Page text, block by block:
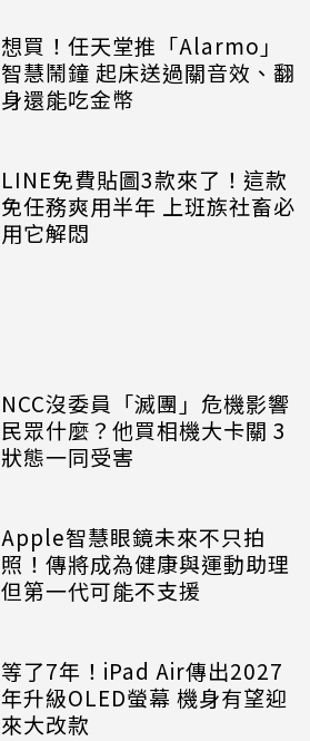
想買！任天堂推「Alarmo」
智慧鬧鐘 起床送過關音效、翻
身還能吃金幣
LINE免費貼圖3款來了！這款
免任務爽用半年 上班族社畜必
用它解悶
NCC沒委員「滅團」危機影響
民眾什麼？他買相機大卡關 3
狀態一同受害
Apple智慧眼鏡未來不只拍
照！傳將成為健康與運動助理
但第一代可能不支援
等了7年！iPad Air傳出2027
年升級OLED螢幕 機身有望迎
來大改款